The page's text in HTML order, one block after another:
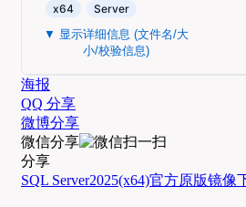
x64
Server
▼ 显示详细信息 (文件名/大
小/校验信息)
海报
QQ 分享
微博分享
微信分享
分享
SQL Server2025(x64)官方原版镜像